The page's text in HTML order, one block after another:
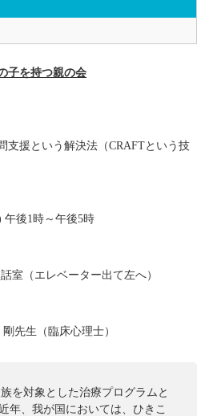
子を持つ親の会
支援という解決法（CRAFTという技
午後1時～午後5時
室（エレベーター出て左へ）
先生（臨床心理士）
を対象とした治療プログラムと
年、我が国においては、ひきこ